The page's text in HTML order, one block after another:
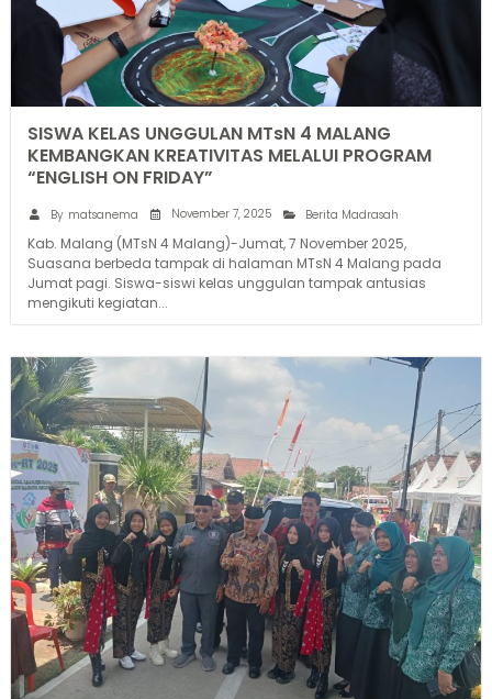
SISWA KELAS UNGGULAN MTsN 4 MALANG
KEMBANGKAN KREATIVITAS MELALUI PROGRAM
“ENGLISH ON FRIDAY”
By matsanema November 7, 2025 Berita Madrasah
Kab. Malang (MTsN 4 Malang)-Jumat, 7 November 2025,
Suasana berbeda tampak di halaman MTsN 4 Malang pada
Jumat pagi. Siswa-siswi kelas unggulan tampak antusias
mengikuti kegiatan...